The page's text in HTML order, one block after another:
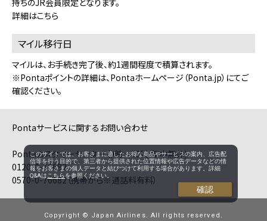
持ちのJR会員限定となります。
詳細はこちら
マイル移行日
マイルは、お手続き完了後、約1週間程度で積算されます。
※Pontaポイントの詳細は、Pontaホームページ（Ponta.jp） にてご
確認ください。
Pontaサービスに関するお問い合わせ
Pontaカスタマーセンター（9時～21時 年中無休)
0120-0-76682
0570-0-76682（携帯から※通話料有料）
Copyright © Japan Airlines. All rights reserved.
このサイトでは、お客さまに適したお得な商品やサービスの案内、広告配
信等を行う目的で、第三者から提供された位置情報や広告データなどの情
報をお客さまの個人データと結びつけて利用する場合があります。詳細
Q&Aは こちらを参照ください。
確認